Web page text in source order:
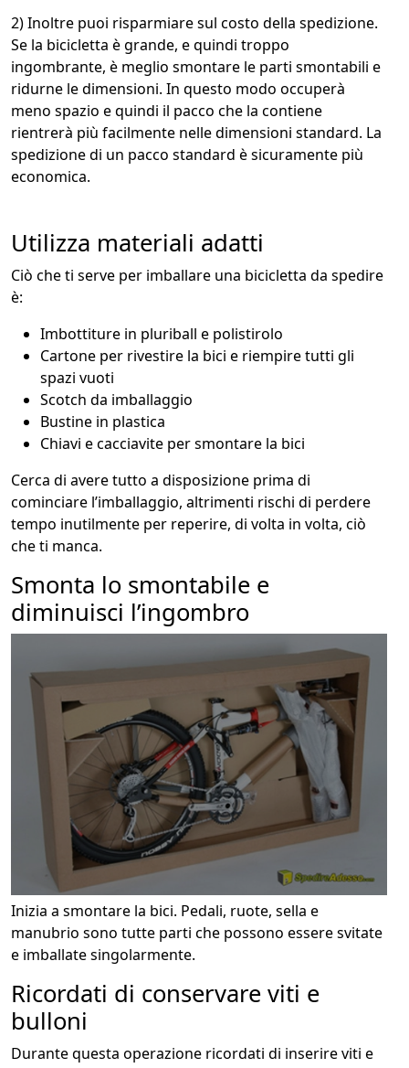
2) Inoltre puoi risparmiare sul costo della spedizione.
Se la bicicletta è grande, e quindi troppo
ingombrante, è meglio smontare le parti smontabili e
ridurne le dimensioni. In questo modo occuperà
meno spazio e quindi il pacco che la contiene
rientrerà più facilmente nelle dimensioni standard. La
spedizione di un pacco standard è sicuramente più
economica.
Utilizza materiali adatti
Ciò che ti serve per imballare una bicicletta da spedire
è:
Imbottiture in pluriball e polistirolo
Cartone per rivestire la bici e riempire tutti gli
spazi vuoti
Scotch da imballaggio
Bustine in plastica
Chiavi e cacciavite per smontare la bici
Cerca di avere tutto a disposizione prima di
cominciare l’imballaggio, altrimenti rischi di perdere
tempo inutilmente per reperire, di volta in volta, ciò
che ti manca.
Smonta lo smontabile e
diminuisci l’ingombro
Inizia a smontare la bici. Pedali, ruote, sella e
manubrio sono tutte parti che possono essere svitate
e imballate singolarmente.
Ricordati di conservare viti e
bulloni
Durante questa operazione ricordati di inserire viti e